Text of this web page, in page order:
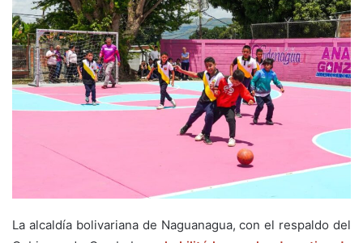
La alcaldía bolivariana de Naguanagua, con el respaldo del